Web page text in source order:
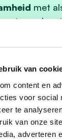
van
content en
voor social
te
van onze
adverteren
met
te werken
Voor CD&V
en
in dialoog
hun
mensen in
in
van